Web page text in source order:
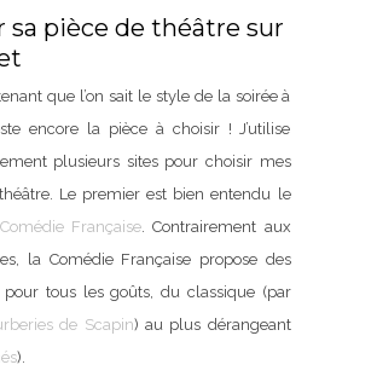
sa pièce de théâtre sur
que l’on sait le style de la soirée à
encore la pièce à choisir ! J’utilise
plusieurs sites pour choisir mes
Le premier est bien entendu le
Comédie Française. Contrairement aux
la Comédie Française propose des
pour tous les goûts, du classique (par
de Scapin) au plus dérangeant
).